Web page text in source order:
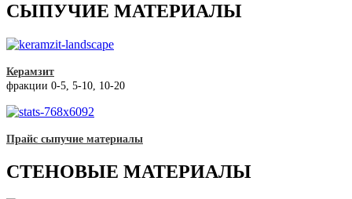
СЫПУЧИЕ МАТЕРИАЛЫ
Керамзит
фракции 0-5, 5-10, 10-20
Прайс сыпучие материалы
СТЕНОВЫЕ МАТЕРИАЛЫ